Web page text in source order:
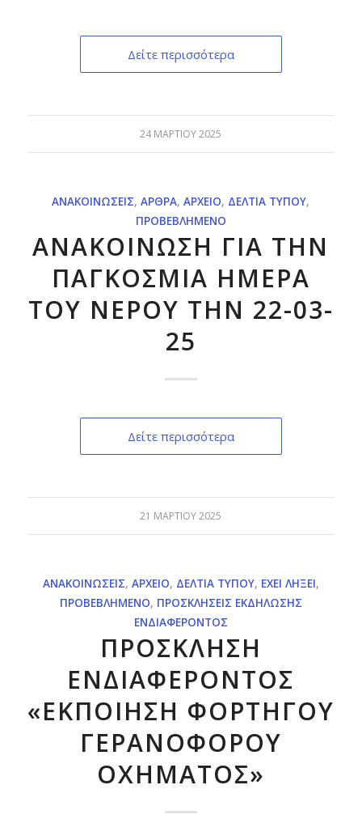
Δείτε περισσότερα
24 ΜΑΡΤΊΟΥ 2025
ΑΝΑΚΟΙΝΏΣΕΙΣ,ΆΡΘΡΑ,ΑΡΧΕΊΟ, ΔΕΛΤΊΑ ΤΎΠΟΥ,
ΠΡΟΒΕΒΛΗΜΈΝΟ
ΑΝΑΚΟΙΝΩΣΗ ΓΙΑ ΤΗΝ
ΠΑΓΚΟΣΜΙΑ ΗΜΕΡΑ
ΤΟΥ ΝΕΡΟΥ ΤΗΝ 22-03-
25
Δείτε περισσότερα
21 ΜΑΡΤΊΟΥ 2025
ΑΝΑΚΟΙΝΏΣΕΙΣ, ΑΡΧΕΊΟ, ΔΕΛΤΊΑ ΤΎΠΟΥ, ΈΧΕΙ ΛΉΞΕΙ,
ΠΡΟΒΕΒΛΗΜΈΝΟ, ΠΡΟΣΚΛΉΣΕΙΣ ΕΚΔΉΛΩΣΗΣ
ΕΝΔΙΑΦΈΡΟΝΤΟΣ
ΠΡΟΣΚΛΗΣΗ
ΕΝΔΙΑΦΕΡΟΝΤΟΣ
«ΕΚΠΟΙΗΣΗ ΦΟΡΤΗΓΟΥ
ΓΕΡΑΝΟΦΟΡΟΥ
ΟΧΗΜΑΤΟΣ»